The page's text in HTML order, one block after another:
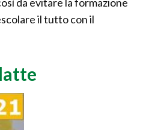
il tutto con il